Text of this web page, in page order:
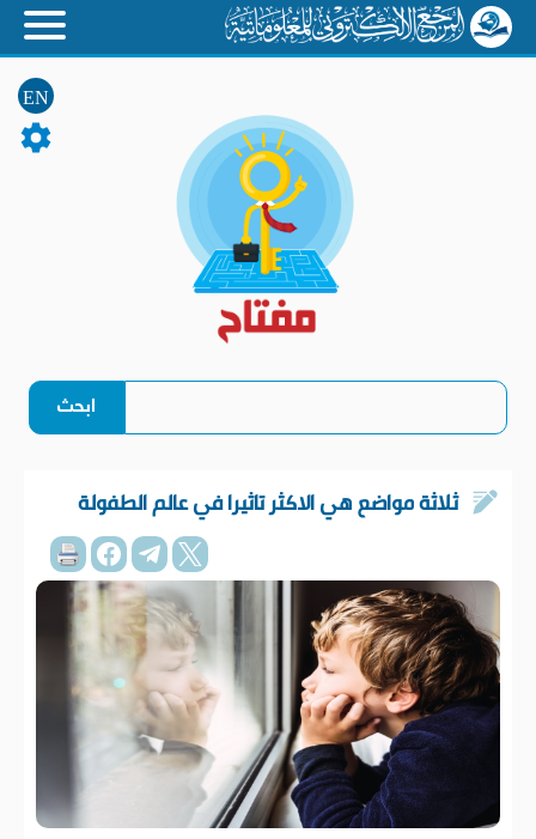
EN
ثلاثة مواضع هي الاكثر تاثيرا في عالم الطفولة